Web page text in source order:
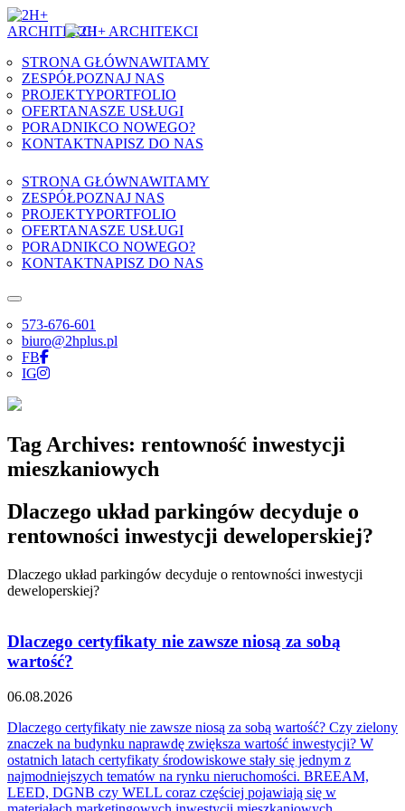
Skip to content
STRONA GŁÓWNAWITAMY
ZESPÓŁPOZNAJ NAS
PROJEKTYPORTFOLIO
OFERTANASZE USŁUGI
PORADNIKCO NOWEGO?
KONTAKTNAPISZ DO NAS
STRONA GŁÓWNAWITAMY
ZESPÓŁPOZNAJ NAS
PROJEKTYPORTFOLIO
OFERTANASZE USŁUGI
PORADNIKCO NOWEGO?
KONTAKTNAPISZ DO NAS
573-676-601
biuro@2hplus.pl
FB
IG
Tag Archives: rentowność inwestycji
mieszkaniowych
Dlaczego układ parkingów decyduje o
rentowności inwestycji deweloperskiej?
Dlaczego układ parkingów decyduje o rentowności inwestycji
deweloperskiej?
Dlaczego certyfikaty nie zawsze niosą za sobą
wartość?
06.08.2026
Dlaczego certyfikaty nie zawsze niosą za sobą wartość? Czy zielony
znaczek na budynku naprawdę zwiększa wartość inwestycji? W
ostatnich latach certyfikaty środowiskowe stały się jednym z
najmodniejszych tematów na rynku nieruchomości. BREEAM,
LEED, DGNB czy WELL coraz częściej pojawiają się w